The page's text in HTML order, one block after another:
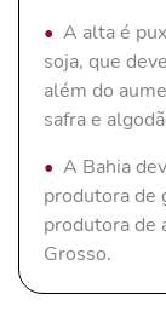
A alta é
soja, que
além do
safra e
A Bahia
produtora de
produtora de
Grosso.